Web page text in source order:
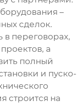
–
сделок.
в переговорах,
а
полный
и пуско-
строится на